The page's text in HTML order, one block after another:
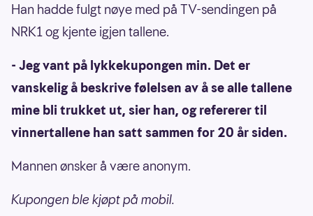
Han hadde fulgt nøye med på TV-sendingen på
NRK1 og kjente igjen tallene.
- Jeg vant på lykkekupongen min. Det er
vanskelig å beskrive følelsen av å se alle tallene
mine bli trukket ut, sier han, og refererer til
vinnertallene han satt sammen for 20 år siden.
Mannen ønsker å være anonym.
Kupongen ble kjøpt på mobil.